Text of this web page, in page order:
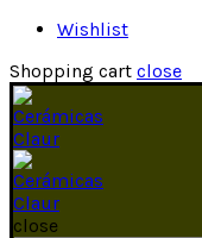
Wishlist
Shopping cart close
close